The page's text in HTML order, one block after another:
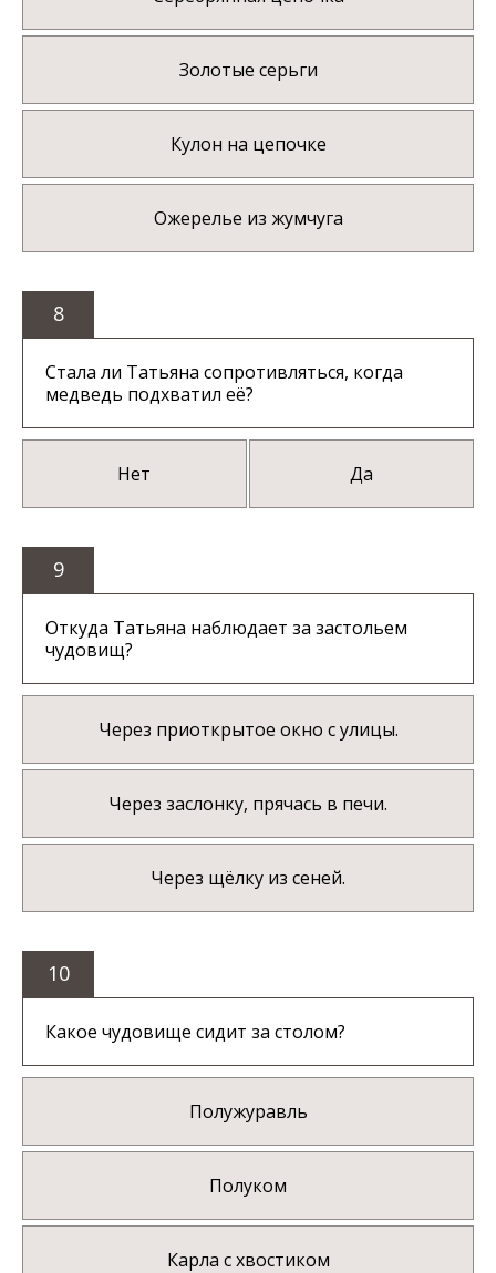
Золотые серьги
Кулон на цепочке
Ожерелье из жумчуга
8
Стала ли Татьяна сопротивляться, когда
медведь подхватил её?
Нет Да
9
Откуда Татьяна наблюдает за застольем
чудовищ?
Через приоткрытое окно с улицы.
Через заслонку, прячась в печи.
Через щёлку из сеней.
10
Какое чудовище сидит за столом?
Полужуравль
Полуком
Карла с хвостиком